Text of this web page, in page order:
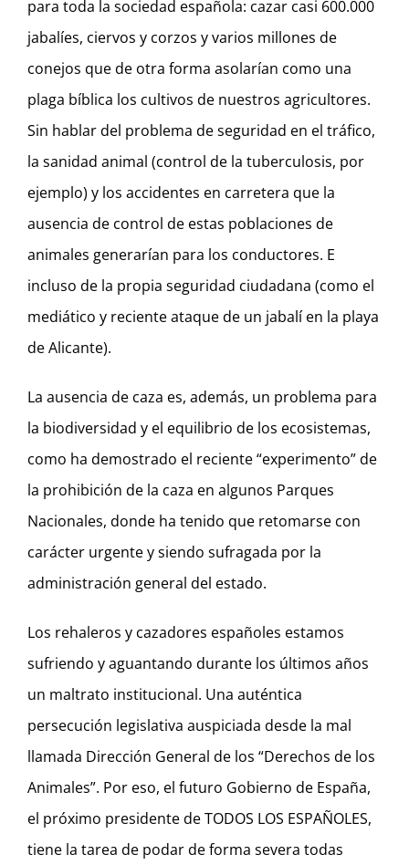
para toda la sociedad española: cazar casi 600.000
jabalíes, ciervos y corzos y varios millones de
conejos que de otra forma asolarían como una
plaga bíblica los cultivos de nuestros agricultores.
Sin hablar del problema de seguridad en el tráfico,
la sanidad animal (control de la tuberculosis, por
ejemplo) y los accidentes en carretera que la
ausencia de control de estas poblaciones de
animales generarían para los conductores. E
incluso de la propia seguridad ciudadana (como el
mediático y reciente ataque de un jabalí en la playa
de Alicante).
La ausencia de caza es, además, un problema para
la biodiversidad y el equilibrio de los ecosistemas,
como ha demostrado el reciente “experimento” de
la prohibición de la caza en algunos Parques
Nacionales, donde ha tenido que retomarse con
carácter urgente y siendo sufragada por la
administración general del estado.
Los rehaleros y cazadores españoles estamos
sufriendo y aguantando durante los últimos años
un maltrato institucional. Una auténtica
persecución legislativa auspiciada desde la mal
llamada Dirección General de los “Derechos de los
Animales”. Por eso, el futuro Gobierno de España,
el próximo presidente de TODOS LOS ESPAÑOLES,
tiene la tarea de podar de forma severa todas